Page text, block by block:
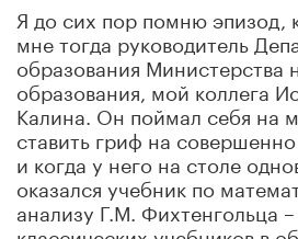
Я до сих пор помню эпизод,
мне тогда руководитель
образования Министерства
образования, мой коллега
Калина. Он поймал себя на
ставить гриф на
и когда у него на столе
оказался учебник по
анализу Г.М. Фихтенгольца